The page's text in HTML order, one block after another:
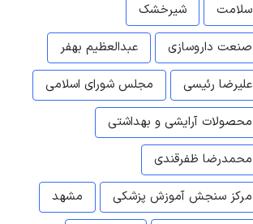
سلامت
شیرخشک
صنعت داروسازی
عبدالعظیم بهفر
علیرضا رئیسی
مجلس شورای اسلامی
محصولات آرایشی و بهداشتی
محمدرضا ظفرقندی
مرکز سنجش آموزش پزشکی
مشهد